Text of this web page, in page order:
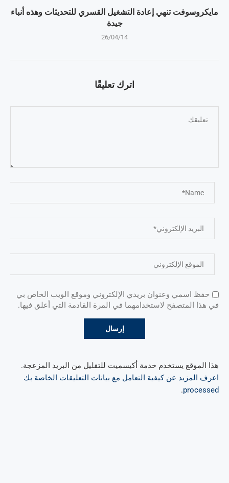
مايكروسوفت تنهي إعادة التشغيل القسري للتحديثات وهذه أنباء
جيدة
26/04/14
اترك تعليقًا
حفظ اسمي وعنوان بريدي الإلكتروني وموقع الويب الخاص بي
في هذا المتصفح لاستخدامهما في المرة القادمة التي أعلق فيها.
هذا الموقع يستخدم خدمة أكيسميت للتقليل من البريد المزعجة.
اعرف المزيد عن كيفية التعامل مع بيانات التعليقات الخاصة بك
processed
.